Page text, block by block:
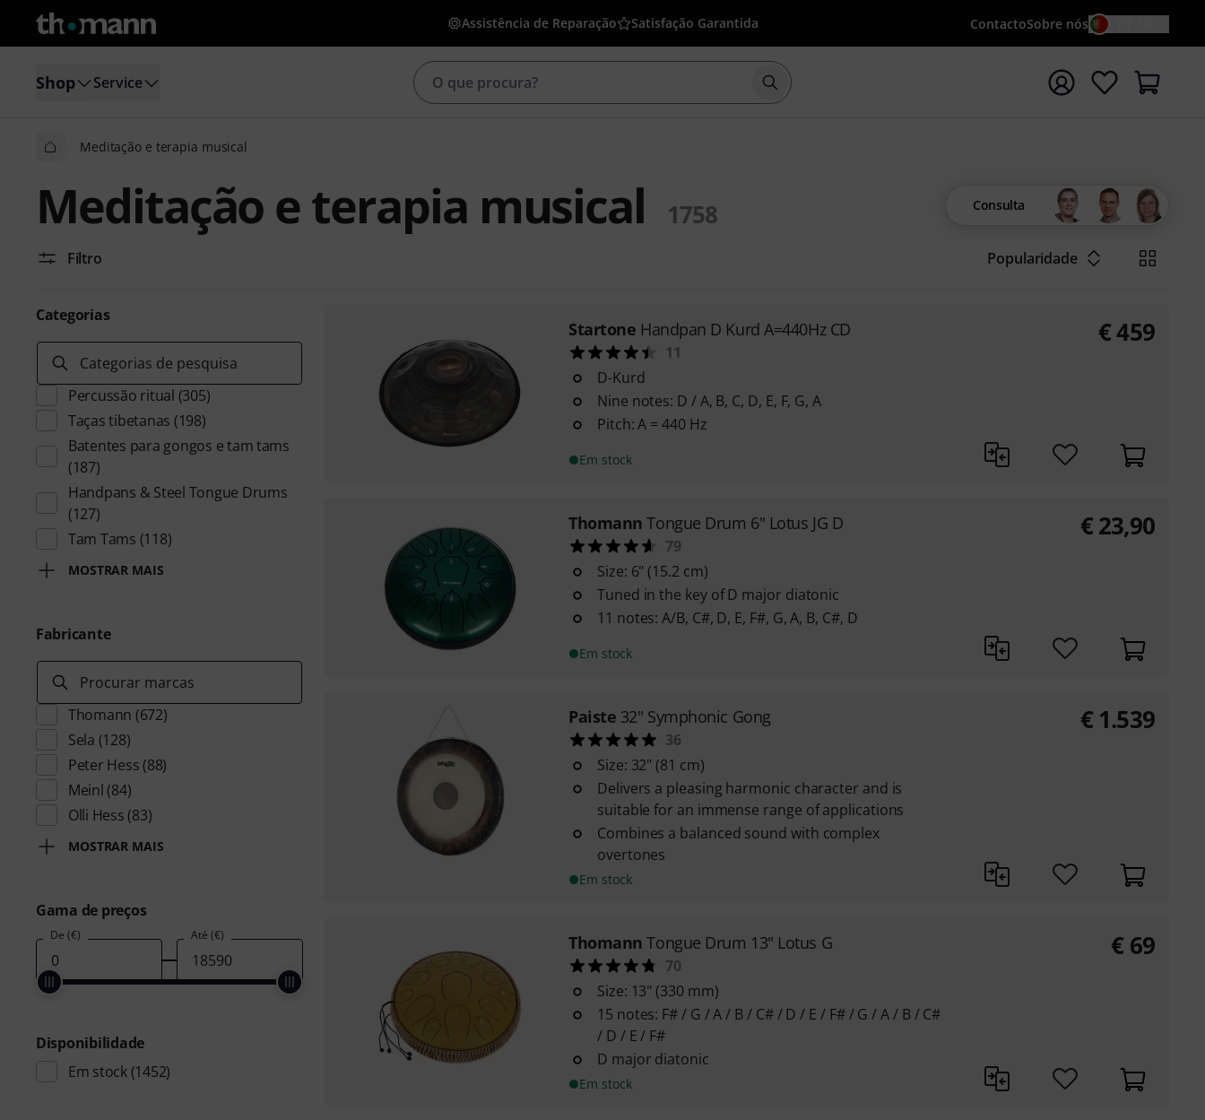
Assistência de Reparação Satisfação Garantida ContactoSobre nós
Shop Service Iniciar pesquisa com o termo de pesquisa {searchTerm}
Meditação e terapia musical
Meditação e terapia musical 1758 Consulta
Filtro Popularidade
Categorias
Categorias de pesquisa
Percussão ritual (305)
Taças tibetanas (198)
Batentes para gongos e tam tams
(187)
Handpans & Steel Tongue Drums
(127)
Tam Tams (118)
MOSTRAR MAIS
Fabricante
Procurar marcas
Thomann (672)
Sela (128)
Peter Hess (88)
Meinl (84)
Olli Hess (83)
MOSTRAR MAIS
Gama de preços
De (€) Até (€)
Disponibilidade
Em stock(1452)
Startone Handpan D Kurd A=440Hz CD
11
D-Kurd
Nine notes: D / A, B, C, D, E, F, G, A
Pitch: A = 440 Hz
Em stock
€459
Thomann Tongue Drum 6" Lotus JG D
79
Size: 6" (15.2 cm)
Tuned in the key of D major diatonic
11 notes: A/B, C#, D, E, F#, G, A, B, C#, D
Em stock
€ 23,90
Paiste 32" Symphonic Gong
36
Size: 32" (81 cm)
Delivers a pleasing harmonic character and is
suitable for an immense range of applications
Combines a balanced sound with complex
overtones
Em stock
€ 1.539
Thomann Tongue Drum 13" Lotus G
70
Size: 13" (330 mm)
15 notes: F# / G / A / B / C# / D / E / F# / G / A / B / C#
/ D / E / F#
D major diatonic
Em stock
€ 69